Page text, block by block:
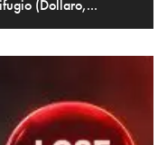
(Dollaro,...